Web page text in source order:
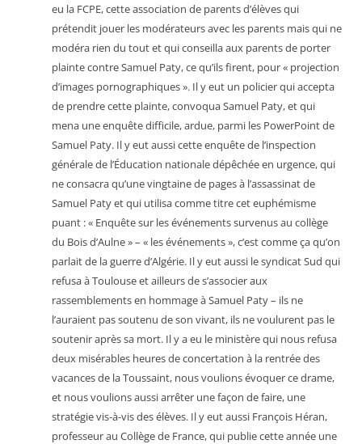
eu la FCPE, cette association de parents d’élèves qui
prétendit jouer les modérateurs avec les parents mais qui ne
modéra rien du tout et qui conseilla aux parents de porter
plainte contre Samuel Paty, ce qu’ils firent, pour « projection
d’images pornographiques ». Il y eut un policier qui accepta
de prendre cette plainte, convoqua Samuel Paty, et qui
mena une enquête difficile, ardue, parmi les PowerPoint de
Samuel Paty. Il y eut aussi cette enquête de l’inspection
générale de l’Éducation nationale dépêchée en urgence, qui
ne consacra qu’une vingtaine de pages à l’assassinat de
Samuel Paty et qui utilisa comme titre cet euphémisme
puant : « Enquête sur les événements survenus au collège
du Bois d’Aulne » – « les événements », c’est comme ça qu’on
parlaitde la guerre d’Algérie. Il y eut aussi le syndicat Sud qui
refusa à Toulouse et ailleurs de s’associer aux
rassemblements en hommage à Samuel Paty – ils ne
l’auraient pas soutenu de son vivant, ils ne voulurent pas le
soutenir après sa mort. Il y a eu le ministère qui nous refusa
deux misérables heures de concertation à la rentrée des
vacances de la Toussaint, nous voulions évoquer ce drame,
et nous voulions aussi arrêter une façon de faire, une
stratégie vis-à-vis des élèves. Il y eut aussi François Héran,
professeur au Collège de France, qui publie cette année une